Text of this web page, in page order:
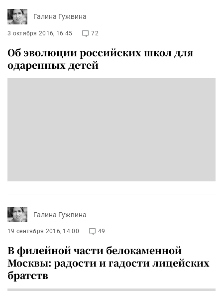
Галина Гужвина
3 октября 2016, 16:45 72
Об эволюции российских школ для
одаренных детей
Галина Гужвина
19 сентября 2016, 14:00 49
В филейной части белокаменной
Москвы: радости и гадости лицейских
братств